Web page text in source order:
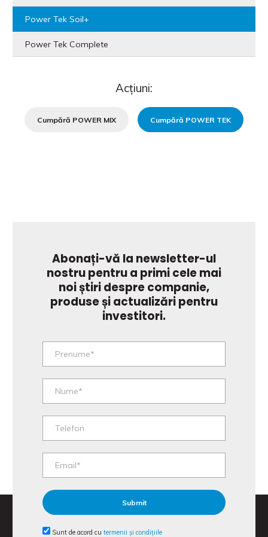
Power Tek Soil+
Power Tek Complete
Acțiuni:
Cumpără POWER MIX Cumpără POWER TEK
Abonați-vă la newsletter-ul
nostru pentru a primi cele mai
noi știri despre companie,
produse și actualizări pentru
investitori.
Sunt de acord cu termenii și condițiile